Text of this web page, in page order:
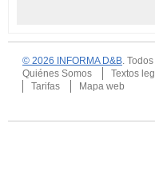
© 2026 INFORMA D&B.
Quiénes Somos
Textos
Tarifas
Mapa web